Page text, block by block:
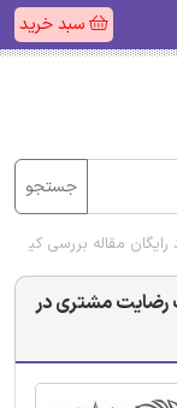
سبد خرید
جستجو
رایگان مقاله بررسی
رضایت مشتری در